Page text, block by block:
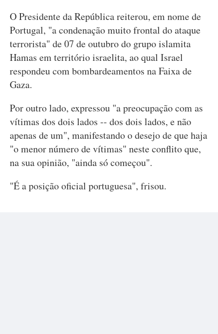
O Presidente da República reiterou, em nome de
Portugal, "a condenação muito frontal do ataque
terrorista" de 07 de outubro do grupo islamita
Hamas em território israelita, ao qual Israel
respondeu com bombardeamentos na Faixa de
Gaza.
Por outro lado, expressou "a preocupação com as
vítimas dos dois lados -- dos dois lados, e não
apenas de um", manifestando o desejo de que haja
"o menor número de vítimas" neste conflito que,
na sua opinião, "ainda só começou".
"É a posição oficial portuguesa", frisou.